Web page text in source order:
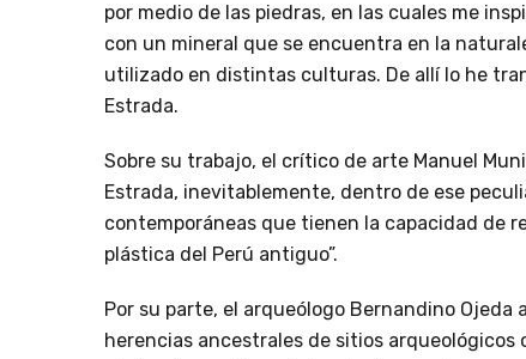
por medio de las piedras, en las cuales me
con un mineral que se encuentra en la
utilizado en distintas culturas. De allí lo he
Estrada.
Sobre su trabajo, el crítico de arte Manuel
Estrada, inevitablemente, dentro de ese
contemporáneas que tienen la capacidad de
plástica del Perú antiguo”.
Por su parte, el arqueólogo Bernandino Ojeda
herencias ancestrales de sitios arqueológicos